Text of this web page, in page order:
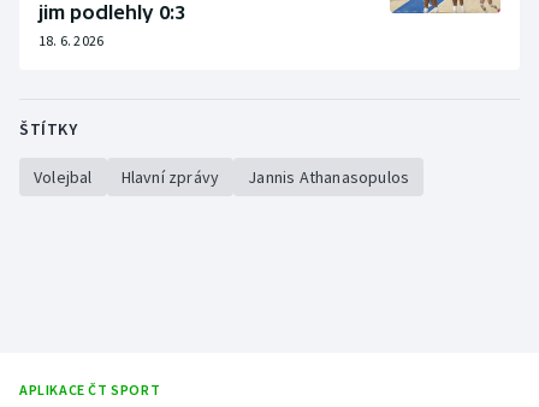
jim podlehly 0:3
18. 6. 2026
ŠTÍTKY
Volejbal Hlavní zprávy Jannis Athanasopulos
APLIKACE ČT SPORT